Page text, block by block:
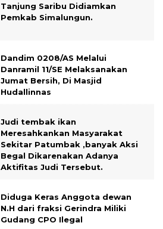
Tanjung Saribu Didiamkan
Pemkab Simalungun.
Dandim 0208/AS Melalui
Danramil 11/SE Melaksanakan
Jumat Bersih, Di Masjid
Hudallinnas
Judi tembak ikan
Meresahkankan Masyarakat
Sekitar Patumbak ,banyak Aksi
Begal Dikarenakan Adanya
Aktifitas Judi Tersebut.
Diduga Keras Anggota dewan
N.H dari fraksi Gerindra Miliki
Gudang CPO Ilegal